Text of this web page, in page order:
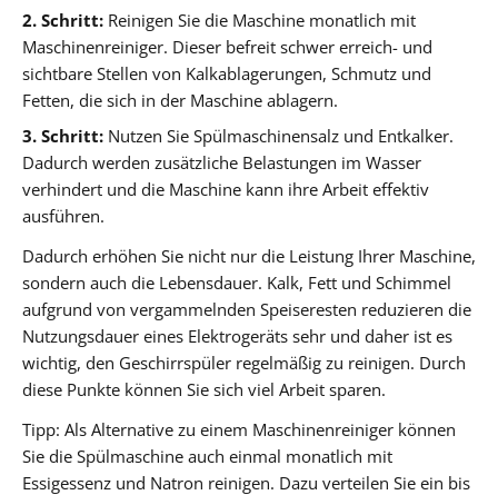
2. Schritt: Reinigen Sie die Maschine monatlich mit
Maschinenreiniger. Dieser befreit schwer erreich- und
sichtbare Stellen von Kalkablagerungen, Schmutz und
Fetten, die sich in der Maschine ablagern.
3. Schritt: Nutzen Sie Spülmaschinensalz und Entkalker.
Dadurch werden zusätzliche Belastungen im Wasser
verhindert und die Maschine kann ihre Arbeit effektiv
ausführen.
Dadurch erhöhen Sie nicht nur die Leistung Ihrer Maschine,
sondern auch die Lebensdauer. Kalk, Fett und Schimmel
aufgrund von vergammelnden Speiseresten reduzieren die
Nutzungsdauer eines Elektrogeräts sehr und daher ist es
wichtig, den Geschirrspüler regelmäßig zu reinigen. Durch
diese Punkte können Sie sich viel Arbeit sparen.
Tipp: Als Alternative zu einem Maschinenreiniger können
Sie die Spülmaschine auch einmal monatlich mit
Essigessenz und Natron reinigen. Dazu verteilen Sie ein bis